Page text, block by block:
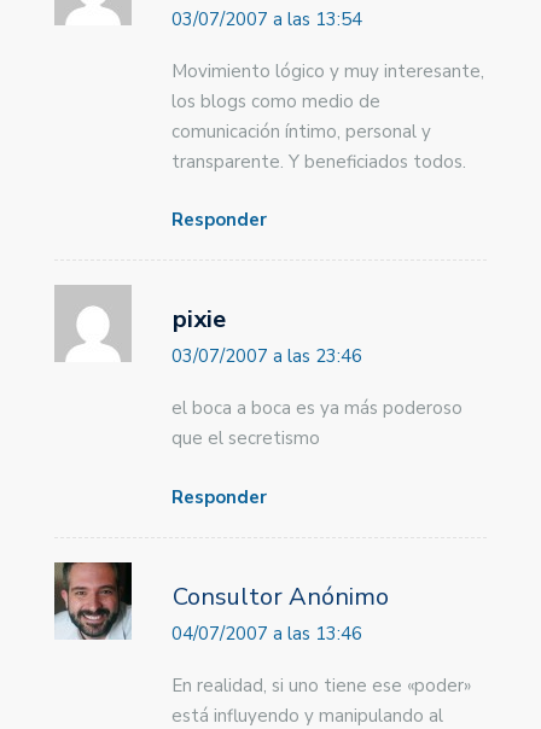
03/07/2007 a las 13:54
Movimiento lógico y muy interesante,
los blogs como medio de
comunicación íntimo, personal y
transparente. Y beneficiados todos.
Responder
pixie
03/07/2007 a las 23:46
el boca a boca es ya más poderoso
que el secretismo
Responder
Consultor Anónimo
04/07/2007 a las 13:46
En realidad, si uno tiene ese «poder»
está influyendo y manipulando al